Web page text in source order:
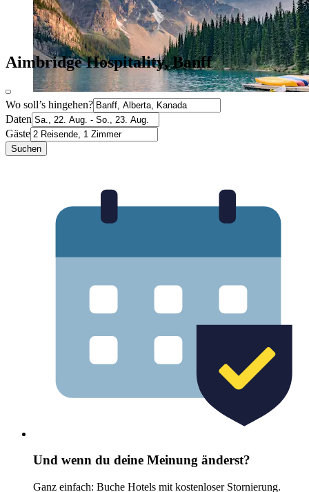
Aimbridge Hospitality, Banff
Wo soll’s hingehen?
Daten
Gäste
Suchen
Und wenn du deine Meinung änderst?
Ganz einfach: Buche Hotels mit kostenloser Stornierung.